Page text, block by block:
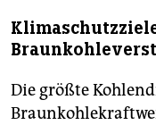
Die größte